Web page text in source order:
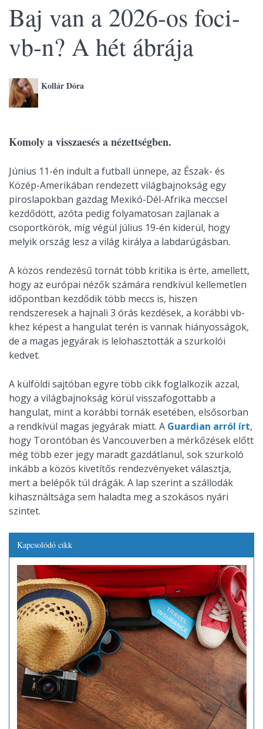
Baj van a 2026-os foci-
vb-n? A hét ábrája
Kollár Dóra
Komoly a visszaesés a nézettségben.
Június 11-én indult a futball ünnepe, az Észak- és
Közép-Amerikában rendezett világbajnokság egy
piroslapokban gazdag Mexikó-Dél-Afrika meccsel
kezdődött, azóta pedig folyamatosan zajlanak a
csoportkörök, míg végül július 19-én kiderül, hogy
melyik ország lesz a világ királya a labdarúgásban.
A közös rendezésű tornát több kritika is érte, amellett,
hogy az európai nézők számára rendkívül kellemetlen
időpontban kezdődik több meccs is, hiszen
rendszeresek a hajnali 3 órás kezdések, a korábbi vb-
khez képest a hangulat terén is vannak hiányosságok,
de a magas jegyárak is lelohasztották a szurkolói
kedvet.
A külföldi sajtóban egyre több cikk foglalkozik azzal,
hogy a világbajnokság körül visszafogottabb a
hangulat, mint a korábbi tornák esetében, elsősorban
a rendkívül magas jegyárak miatt. A Guardian arról írt,
hogy Torontóban és Vancouverben a mérkőzések előtt
még több ezer jegy maradt gazdátlanul, sok szurkoló
inkább a közös kivetítős rendezvényeket választja,
mert a belépők túl drágák. A lap szerint a szállodák
kihasználtsága sem haladta meg a szokásos nyári
szintet.
Kapcsolódó cikk